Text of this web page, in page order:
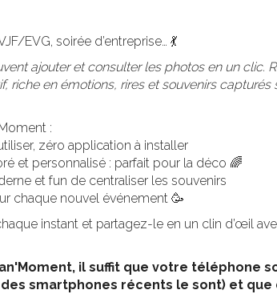
EVG, soirée d’entreprise… 💃
ajouter et consulter les photos en un clic.
riche en émotions, rires et souvenirs capturés
:
zéro application à installer
et personnalisé : parfait pour la déco 🌈
et fun de centraliser les souvenirs
chaque nouvel événement 🥳
instant et partagez-le en un clin d’œil
il suffit que votre téléphone
des smartphones récents le sont) et